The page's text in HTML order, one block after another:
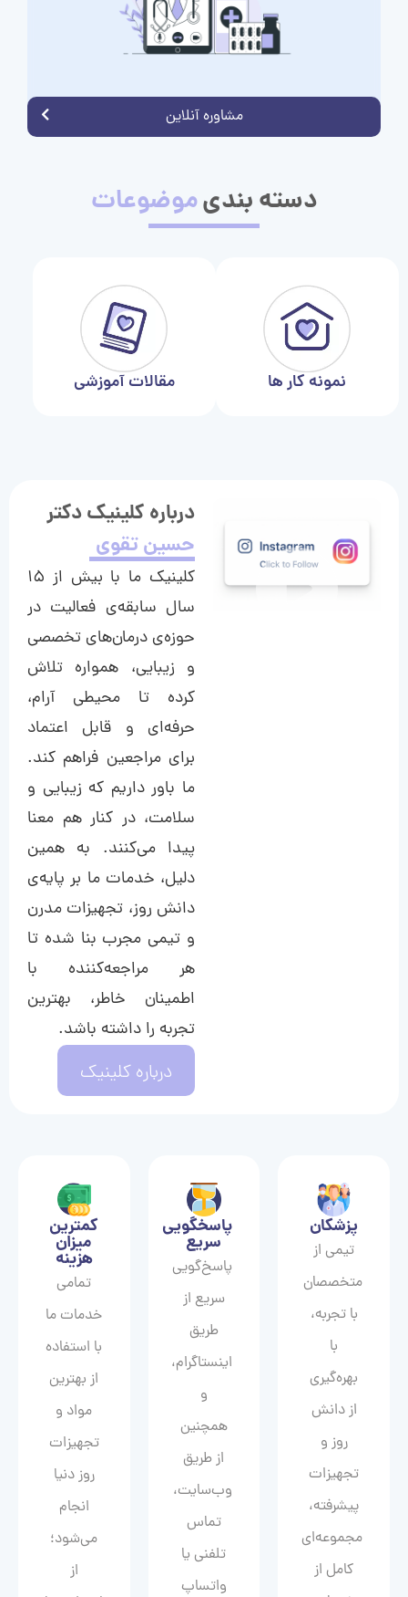
مشاوره آنلاین
دسته بندیموضوعات
نمونه کار ها مقالات آموزشی
درباره کلینیک دکتر
حسین تقوی
کلینیک ما با بیش از ۱۵
سال سابقه‌ی فعالیت در
حوزه‌ی درمان‌های تخصصی
و زیبایی، همواره تلاش
کرده تا محیطی آرام،
حرفه‌ای و قابل اعتماد
برای مراجعین فراهم کند.
ما باور داریم که زیبایی و
سلامت، در کنار هم معنا
پیدا می‌کنند. به همین
دلیل، خدمات ما بر پایه‌ی
دانش روز، تجهیزات مدرن
و تیمی مجرب بنا شده تا
هر مراجعه‌کننده با
اطمینان خاطر، بهترین
تجربه را داشته باشد.
درباره کلینیک
پزشکان
تیمی از
متخصصان
با تجربه،
با
بهره‌گیری
از دانش
روز و
تجهیزات
پیشرفته،
مجموعه‌ای
کامل از
پاسخگویی
سریع
پاسخ‌گویی
سریع از
طریق
اینستاگرام،
و
همچنین
از طریق
وب‌سایت،
تماس
تلفنی یا
واتساپ
کمترین
میزان
هزینه
تمامی
خدمات ما
با استفاده
از بهترین
مواد و
تجهیزات
روز دنیا
انجام
می‌شود؛
از